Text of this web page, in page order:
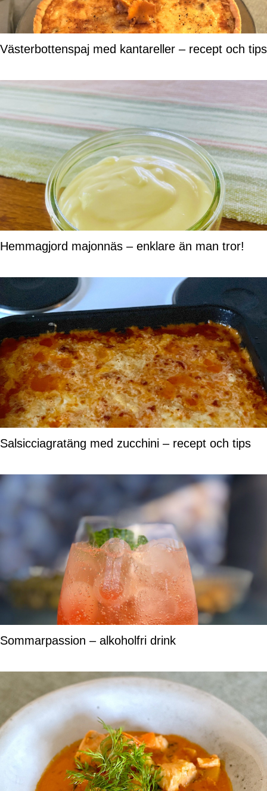
Västerbottenspaj med kantareller – recept och tips
Hemmagjord majonnäs – enklare än man tror!
Salsicciagratäng med zucchini – recept och tips
Sommarpassion – alkoholfri drink